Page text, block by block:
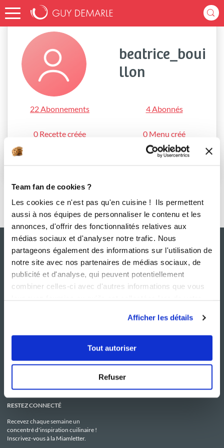
Team fan de cookies ?
Les cookies ce n'est pas qu'en cuisine ! Ils permettent
aussi à nos équipes de personnaliser le contenu et les
annonces, d'offrir des fonctionnalités relatives aux
médias sociaux et d'analyser notre trafic. Nous
partageons également des informations sur l'utilisation de
notre site avec nos partenaires de médias sociaux, de
publicité et d'analyse, qui peuvent potentiellement
combiner celles-ci avec d'autres informations que vous
Afficher les détails
Tout autoriser
Refuser
Accueil beatrice_bouillon
beatrice_boui
llon
22 Abonnements 4 Abonnés
0 Recette créée 0 Menu créé
Le Mag'
Boutique
C.G.U
Politique de confidentialité
Utilisation des Cookies
RESTEZ CONNECTÉ
Recevez chaque semaine un
concentré d'inspiration cuilinaire !
Inscrivez-vous à la Miamletter.